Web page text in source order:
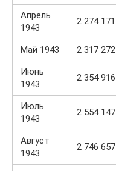
Апрель
1943
2 274 171
Май 1943 2 317 272
Июнь
1943
2 354 916
Июль
1943
2 554 147
Август
1943
2 746 657